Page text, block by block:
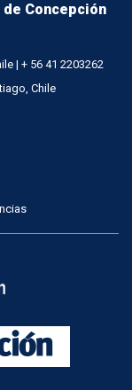
Concepción
| + 56 41 2203262
Chile